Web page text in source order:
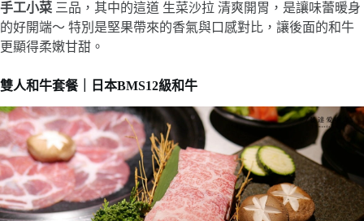
手工小菜 三品，其中的這道 生菜沙拉 清爽開胃，是讓味蕾暖身
的好開端～ 特別是堅果帶來的香氣與口感對比，讓後面的和牛
更顯得柔嫩甘甜。
雙人和牛套餐｜日本BMS12級和牛